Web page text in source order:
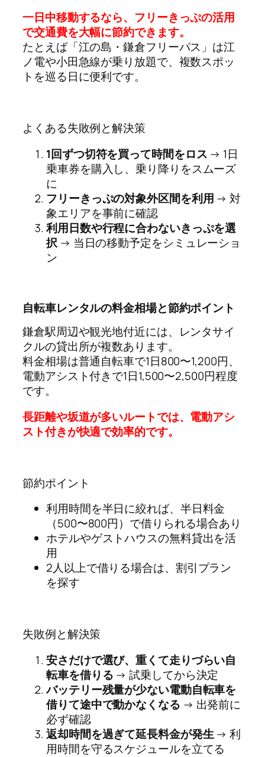
一日中移動するなら、フリーきっぷの活用
で交通費を大幅に節約できます。
たとえば「江の島・鎌倉フリーパス」は江
ノ電や小田急線が乗り放題で、複数スポッ
トを巡る日に便利です。
よくある失敗例と解決策
1回ずつ切符を買って時間をロス → 1日
乗車券を購入し、乗り降りをスムーズ
に
フリーきっぷの対象外区間を利用 → 対
象エリアを事前に確認
利用日数や行程に合わないきっぷを選
択→ 当日の移動予定をシミュレーショ
ン
自転車レンタルの料金相場と節約ポイント
鎌倉駅周辺や観光地付近には、レンタサイ
クルの貸出所が複数あります。
料金相場は普通自転車で1日800〜1,200円、
電動アシスト付きで1日1,500〜2,500円程度
です。
長距離や坂道が多いルートでは、電動アシ
スト付きが快適で効率的です。
節約ポイント
利用時間を半日に絞れば、半日料金
（500〜800円）で借りられる場合あり
ホテルやゲストハウスの無料貸出を活
用
2人以上で借りる場合は、割引プラン
を探す
失敗例と解決策
安さだけで選び、重くて走りづらい自
転車を借りる → 試乗してから決定
バッテリー残量が少ない電動自転車を
借りて途中で動かなくなる → 出発前に
必ず確認
返却時間を過ぎて延長料金が発生→ 利
用時間を守るスケジュールを立てる